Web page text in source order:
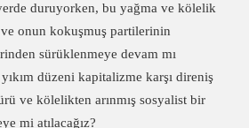
duruyorken, bu yağma ve kölelik
onun kokuşmuş partilerinin
sürüklenmeye devam mı
düzeni kapitalizme karşı direniş
ve kölelikten arınmış sosyalist bir
mi atılacağız?